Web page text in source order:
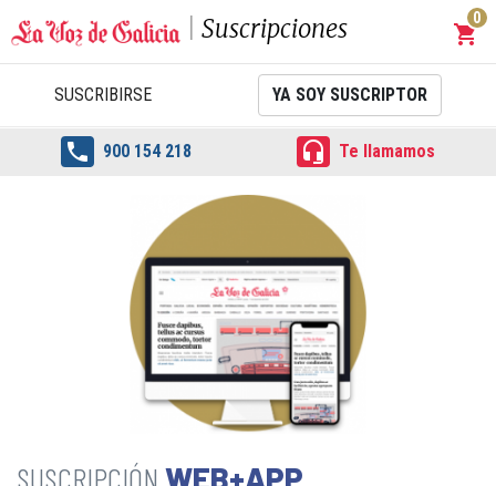
Suscripciones shopping_cart
0
SUSCRIBIRSE YA SOY SUSCRIPTOR
 900 154 218  Te llamamos
WEB+APP